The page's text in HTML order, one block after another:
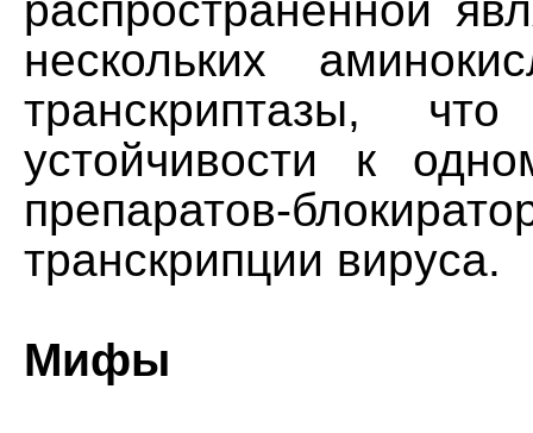
нескольких
транскриптазы,
устойчивости к
препаратов-
транскрипции вируса.
Мифы